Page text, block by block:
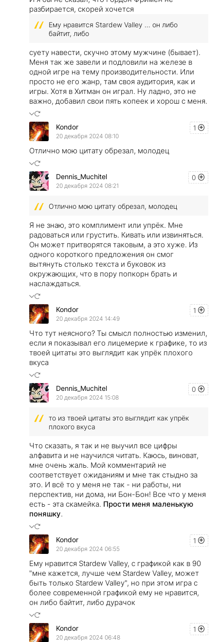
разбирается, скорей хочется
Ему нравится Stardew Valley ... он либо
байтит, либо
суету навести, скучно этому мужчине (бывает).
Меня так же завели и подловили на железе в
одной игре на тему производительности. Или
просто не его жанр, там своя аудитория, как и
игры. Хотя в Хитман он играл. Ну ладно, это не
важно, добавил свои пять копеек и хорош с меня.
1
Kondor
20 декабря 2024 08:10
Отлично мою цитату обрезал, молодец
0
Dennis_Muchitel
20 декабря 2024 08:21
Отлично мою цитату обрезал, молодец
Я не знаю, это комплимент или упрёк. Мне
радоваться или грустить. Кивать или извиняться.
Он может притворятся таковым, а это хуже. Из
одного короткого предложения он смог
вытянуть столько текста и буковок из
окружающих, что в пору попкорн брать и
наслаждаться.
1
Kondor
20 декабря 2024 14:49
Что тут неясного? Ты смысл полностью изменил,
если я показывал его лицемерие к графике, то из
твоей цитаты это выглядит как упрёк плохого
вкуса
0
Dennis_Muchitel
20 декабря 2024 15:08
то из твоей цитаты это выглядит как упрёк
плохого вкуса
Что сказать, я так и не выучил все цифры
алфавита и не научился читать. Каюсь, виноват,
мне очень жаль. Мой комментарий не
соответствует ожиданиям и мне так стыдно за
это. И всё то у меня не так - ни работы, ни
перспектив, ни дома, ни Бон-Бон! Все что у меня
есть - эта скамейка. Прости меня маленькую
поняшку.
1
Kondor
20 декабря 2024 06:55
Ему нравится Stardew Valley, с графикой как в 90
"мне кажется, лучше чем Stardew Valley, может
быть только Stardew Valley", но при этом игра с
более современной графикой ему не нравится,
он либо байтит, либо дурачок
1
Kondor
20 декабря 2024 06:48